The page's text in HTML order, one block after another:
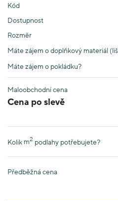
Kód
Dostupnost
Rozměr
Máte zájem o doplňkový materiál
Máte zájem o pokládku?
Maloobchodní cena
Cena po slevě
Kolik m2 podlahy potřebujete?
Předběžná cena